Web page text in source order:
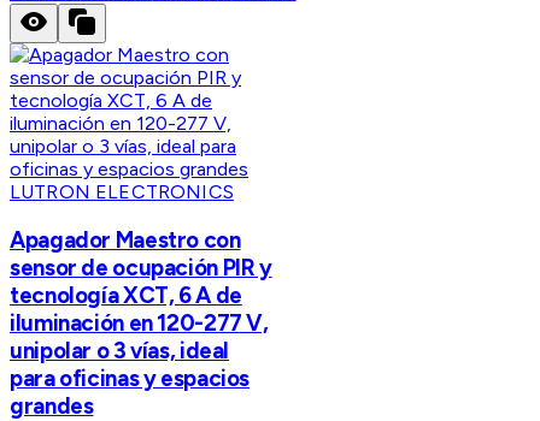
LUTRON ELECTRONICS
Apagador Maestro con
sensor de ocupación PIR y
tecnología XCT, 6 A de
iluminación en 120-277 V,
unipolar o 3 vías, ideal
para oficinas y espacios
grandes